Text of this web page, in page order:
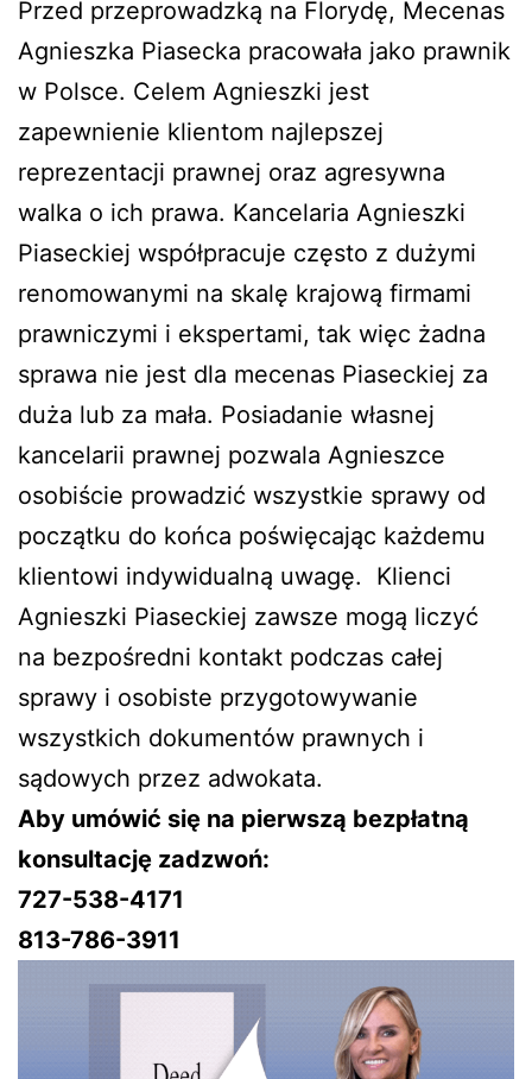
Przed przeprowadzką na Florydę, Mecenas
Agnieszka Piasecka pracowała jako prawnik
w Polsce. Celem Agnieszki jest
zapewnienie klientom najlepszej
reprezentacji prawnej oraz agresywna
walka o ich prawa. Kancelaria Agnieszki
Piaseckiej współpracuje często z dużymi
renomowanymi na skalę krajową firmami
prawniczymi i ekspertami, tak więc żadna
sprawa nie jest dla mecenas Piaseckiej za
duża lub za mała. Posiadanie własnej
kancelarii prawnej pozwala Agnieszce
osobiście prowadzić wszystkie sprawy od
początku do końca poświęcając każdemu
klientowi indywidualną uwagę. Klienci
Agnieszki Piaseckiej zawsze mogą liczyć
na bezpośredni kontakt podczas całej
sprawy i osobiste przygotowywanie
wszystkich dokumentów prawnych i
sądowych przez adwokata.
Aby umówić się na pierwszą bezpłatną
konsultację zadzwoń:
727-538-4171
813-786-3911